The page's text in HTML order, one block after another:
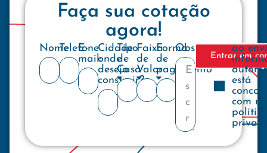
Faça sua cotação
agora!
NomeTelefone
E-
mail:
Cidade
onde
deseja
construir?
Tipo
de
Casa
Faixa
de
Valor
Forma
de
pagamento
Observações
Entrar em
ao
está
com